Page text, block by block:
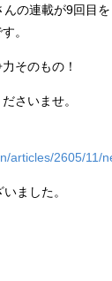
んの連載が9回目
。
そのもの！
さいませ。
articles/2605/11/
ました。